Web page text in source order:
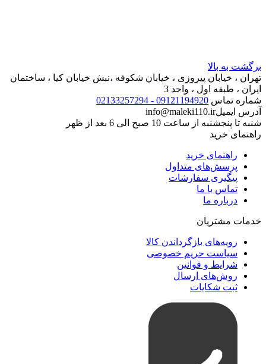
برگشت به بالا
تهران ، خیابان پیروزی ، خیابان شکوفه ،نبش خیابان کیا ، ساختمان
ایران ، طبقه اول ، واحد 3
شماره تماس 09121194920 - 02133257294
آدرس ایمیلinfo@maleki110.ir
شنبه تا پنجشنبه از ساعت 10 صبح الی 6 بعد از ظهر
راهنمای خرید
راهنمای خرید
پرسش‌های متداول
پیگیری سفارشات
تماس با ما
درباره ما
خدمات مشتریان
رویه‌های بازگرداندن کالا
سیاست حریم خصوصی
شرایط و قوانین
روش‌های ارسال
ثبت شکایات